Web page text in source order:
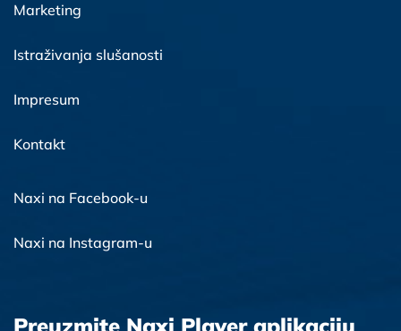
Marketing
Istraživanja slušanosti
Impresum
Kontakt
Naxi na Facebook-u
Naxi na Instagram-u
Preuzmite Naxi Player aplikaciju